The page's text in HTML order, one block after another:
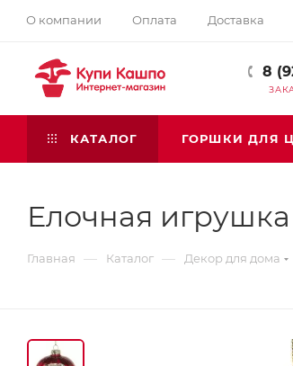
О компании Оплата Доставка
8
КАТАЛОГ ГОРШКИ ДЛЯ
Елочная
Главная — Каталог — Декор для дома